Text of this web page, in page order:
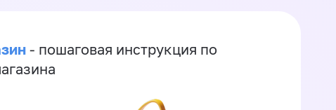
- пошаговая инструкция по